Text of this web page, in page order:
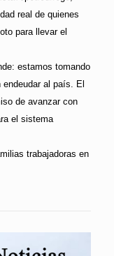
real de quienes
para llevar el
estamos tomando
al país. El
de avanzar con
el sistema
trabajadoras en